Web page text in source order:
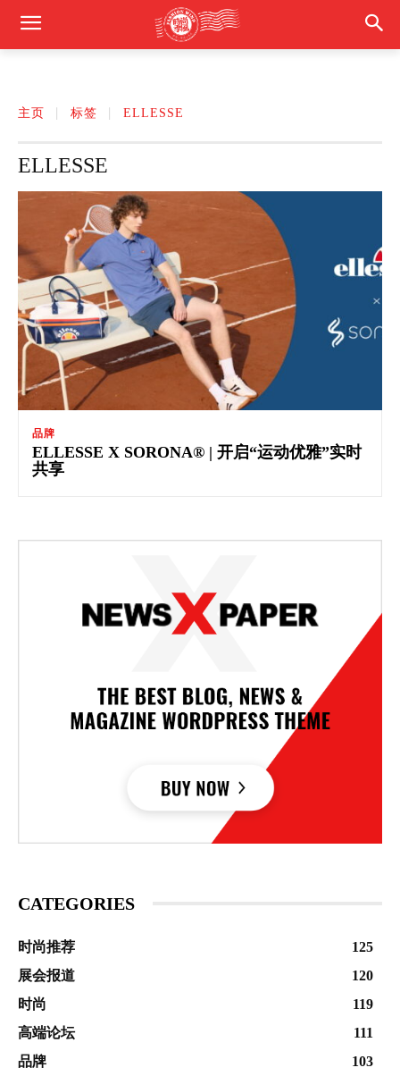
主页 标签 ELLESSE
ELLESSE
品牌
ELLESSE X SORONA® | 开启“运动优雅”实时
共享
CATEGORIES
时尚推荐
125
展会报道
120
时尚
119
高端论坛
111
品牌
103